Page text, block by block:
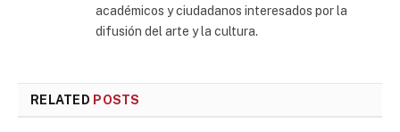
académicos y ciudadanos interesados por la
difusión del arte y la cultura.
RELATED POSTS